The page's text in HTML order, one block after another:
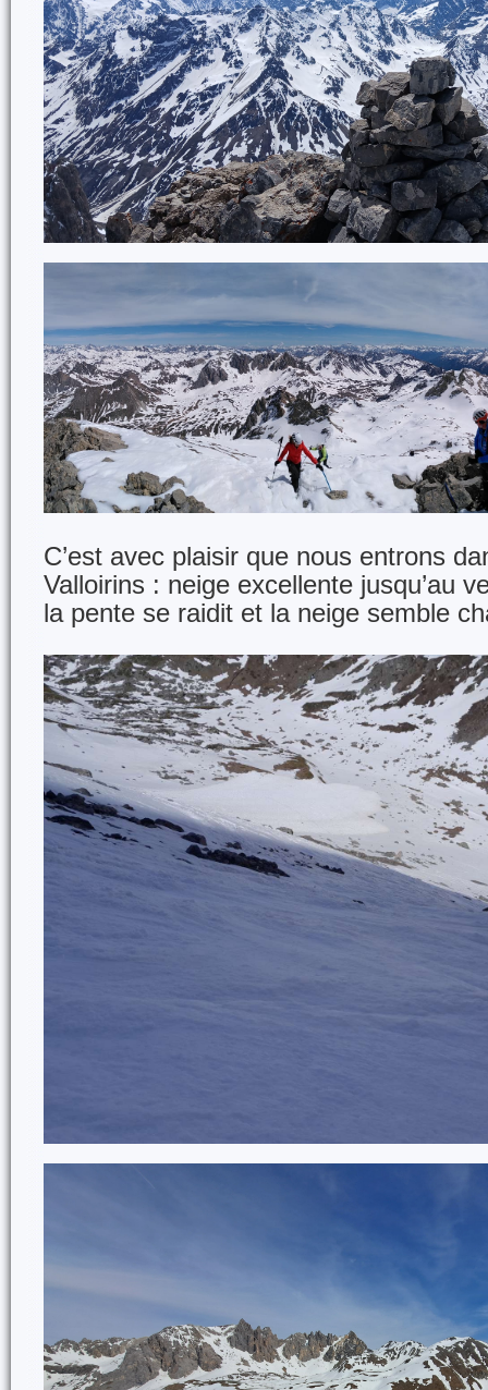
C’est avec plaisir que nous entrons
Valloirins : neige excellente jusqu’au
la pente se raidit et la neige semble